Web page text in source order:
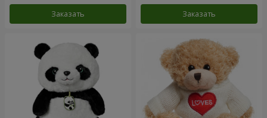
Заказать Заказать